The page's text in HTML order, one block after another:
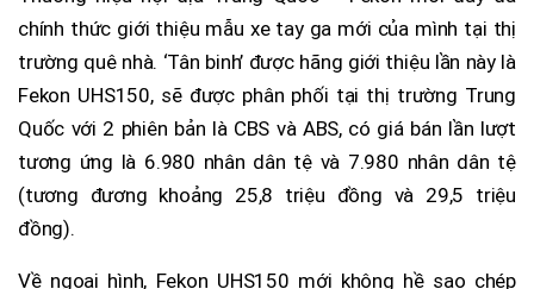
chính thức giới thiệu mẫu xe tay ga mới của mình tại thị
trường quê nhà. ‘Tân binh’ được hãng giới thiệu lần này là
Fekon UHS150, sẽ được phân phối tại thị trường Trung
Quốc với 2 phiên bản là CBS và ABS, có giá bán lần lượt
tương ứng là 6.980 nhân dân tệ và 7.980 nhân dân tệ
(tương đương khoảng 25,8 triệu đồng và 29,5 triệu
đồng).
Về ngoại hình, Fekon UHS150 mới không hề sao chép